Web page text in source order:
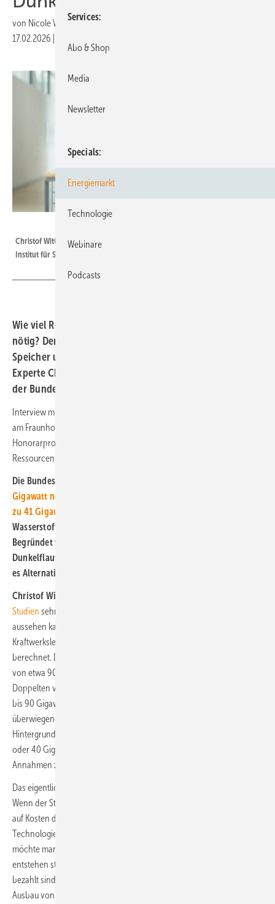
von Nicole Weinhold
17.02.2026
Christof Wittwer, Geschäftsfeldleiter Systemintegration am Fraunhofer-
Institut für Solare Energiesysteme ISE in Freiburg
Wie viel Reserve ist für ein klimaneutrales Stromsystem
nötig? Der massive Ausbau von Gaskraftwerken droht
Speicher und Flexibilität auszubremsen. Fraunhofer-
Experte Christof Wittwer ordnet die Kraftwerksstrategie
der Bundesregierung ein.
Interview mit Christof Wittwer, Geschäftsfeldleiter Systemintegration
am Fraunhofer-Institut für Solare Energiesysteme ISE in Freiburg und
Honorarprofessor an der Fakultät für Umwelt und Natürliche
Ressourcen der Universität Freiburg.
Die Bundesregierung plant in einer
Gigawatt neue Gaskraftwerke, perspektivisch ist sogar von bis
zu 41 Gigawatt Kraftwerksleistung die Rede
Wasserstofffähigkeit spielt dabei nur am Rande eine Rolle.
Begründet wird das mit der Absicherung gegen sogenannte
Dunkelflauten. Ist dieser massive Ausbau notwendig – oder gäbe
es Alternativen?
Christof Wittwer:
Studien sehr detailliert untersucht, wie ein künftiges Energiesystem
aussehen kann. Darin werden die erforderlichen steuerbaren
Kraftwerksleistungen auf Basis volkswirtschaftlich optimaler Pfade
berechnet. Die Ergebnisse zeigen: Bei einem Bruttostromverbrauch
von etwa 900 bis 1.100 Terawattstunden pro Jahr – also etwa dem
Doppelten von heute – werden im Endausbau bis 2045 tatsächlich 80
bis 90 Gigawatt steuerbare Kraftwerksleistung benötigt –
überwiegend Gas- oder Wasserstoffkraftwerke. Vor diesem
Hintergrund sind die aktuell diskutierten Größenordnungen von 20
oder 40 Gigawatt durchaus konsistent mit den wissenschaftlichen
Annahmen zu künftigen Backup-Leistungen.
Das eigentliche Problem der aktuellen Debatte liegt jedoch woanders:
Wenn der Staat gezielt Kapazitätsmärkte schafft und neue Kraftwerke
auf Kosten der Steuerzahler finanziert, geraten alternative
Technologien wie Batteriespeicher ins Hintertreffen. Einerseits
möchte man neue Marktteilnehmer profitabel machen, andererseits
entstehen staatlich vorfinanzierte Konkurrenzkapazitäten, die bereits
bezahlt sind. Die zentrale Frage ist daher, ob ein zu großzügiger
Ausbau von Gaskraftwerken den dringend benötigten Ausbau von
Services
Abo & Shop
Media
Newsletter
Specials
Energiemarkt
Technologie
Webinare
Podcasts